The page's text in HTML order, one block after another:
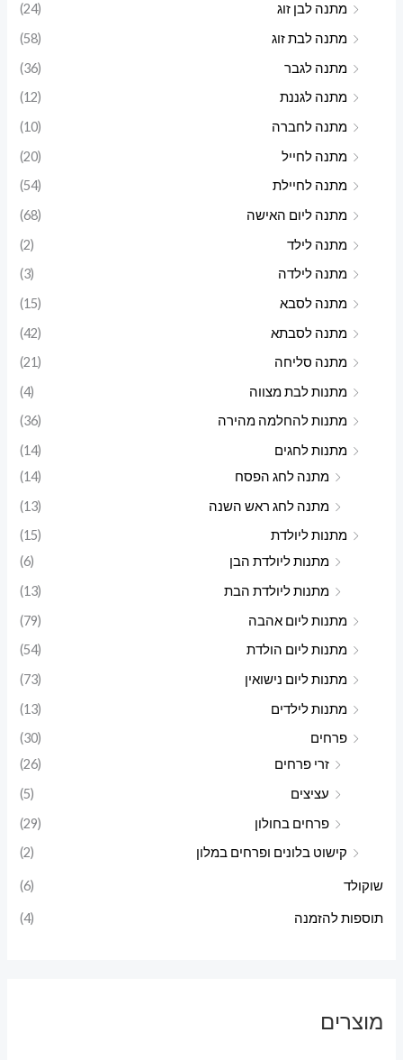
מתנה לבן זוג
(24)
מתנה לבת זוג
(58)
מתנה לגבר
(36)
מתנה לגננת
(12)
מתנה לחברה
(10)
מתנה לחייל
(20)
מתנה לחיילת
(54)
מתנה ליום האישה
(68)
מתנה לילד
(2)
מתנה לילדה
(3)
מתנה לסבא
(15)
מתנה לסבתא
(42)
מתנה סליחה
(21)
מתנות לבת מצווה
(4)
מתנות להחלמה מהירה
(36)
מתנות לחגים
(14)
מתנה לחג הפסח
(14)
מתנה לחג ראש השנה
(13)
מתנות ליולדת
(15)
מתנות ליולדת הבן
(6)
מתנות ליולדת הבת
(13)
מתנות ליום אהבה
(79)
מתנות ליום הולדת
(54)
מתנות ליום נישואין
(73)
מתנות לילדים
(13)
פרחים
(30)
זרי פרחים
(26)
עציצים
(5)
פרחים בחולון
(29)
קישוט בלונים ופרחים במלון
(2)
שוקולד (6)
תוספות להזמנה (4)
מוצרים